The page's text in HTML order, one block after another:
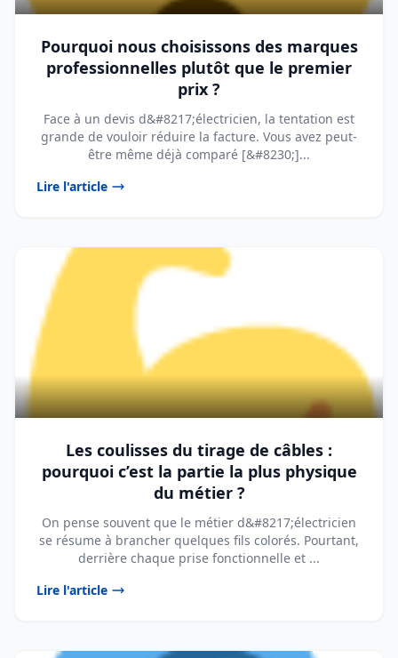
Pourquoi nous choisissons des marques
professionnelles plutôt que le premier
prix ?
Face à un devis d&#8217;électricien, la tentation est
grande de vouloir réduire la facture. Vous avez peut-
être même déjà comparé [&#8230;]...
Lire l'article
Les coulisses du tirage de câbles :
pourquoi c’est la partie la plus physique
du métier ?
On pense souvent que le métier d&#8217;électricien
se résume à brancher quelques fils colorés. Pourtant,
derrière chaque prise fonctionnelle et ...
Lire l'article